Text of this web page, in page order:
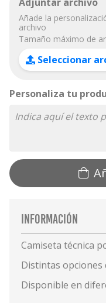
Añade la
archivo
Tamaño máximo de
Seleccionar
Personaliza tu
Información
Camiseta técnica
Distintas opciones
Disponible en